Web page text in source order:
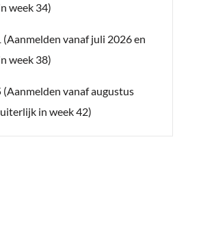
week 34)
(Aanmelden vanaf juli 2026 en
week 38)
(Aanmelden vanaf augustus
in week 42)